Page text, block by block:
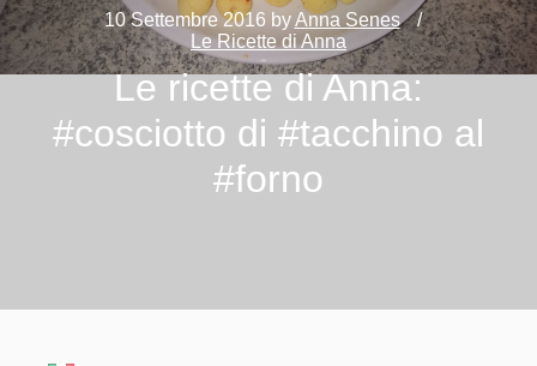
10 Settembre 2016 byAnna Senes
Le Ricette di Anna
Le ricette di Anna:
#cosciotto di #tacchino al
#forno